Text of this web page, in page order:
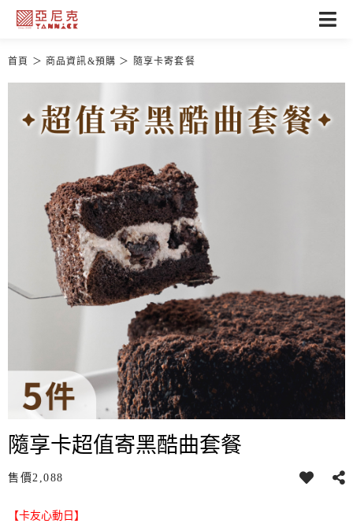
首頁 商品資訊&預購 隨享卡寄套餐
隨享卡超值寄黑酷曲套餐
售價 2,088
【卡友心動日】